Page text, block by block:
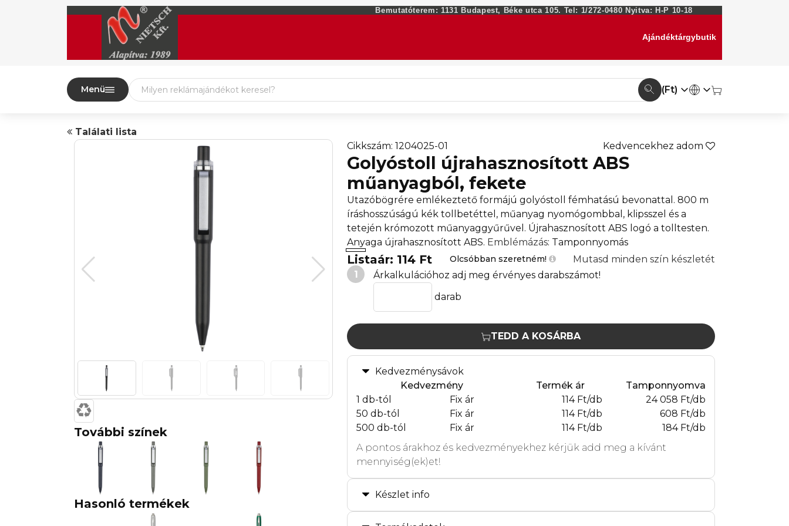
Bemutatóterem: 1131 Budapest, Béke utca 105. Tel: 1/272-0480 Nyitva: H-P 10-18
Ajándéktárgybutik
Menü (Ft)
Találati lista
További színek
Hasonló termékek
Cikkszám: 1204025-01 Kedvencekhez adom
Golyóstoll újrahasznosított ABS
műanyagból, fekete
Utazóbögrére emlékeztető formájú golyóstoll fémhatású bevonattal. 800 m
íráshosszúságú kék tollbetéttel, műanyag nyomógombbal, klipsszel és a
tetején krómozott műanyaggyűrűvel. Újrahasznosított ABS logó a tolltesten.
Anyaga újrahasznosított ABS. Emblémázás: Tamponnyomás
Listaár: 114 Ft Olcsóbban szeretném!
Mutasd minden szín készletét
1
Árkalkulációhoz adj meg érvényes darabszámot!
darab
TEDD A KOSÁRBA
Kedvezménysávok
Kedvezmény
Termék ár
Tamponnyomva
1 db-tól
Fix ár 114 Ft/db
24 058 Ft/db
50 db-tól
Fix ár 114 Ft/db
608 Ft/db
500 db-tól
Fix ár 114 Ft/db
184 Ft/db
A pontos árakhoz és kedvezményekhez kérjük add meg a kívánt
mennyiség(ek)et!
Készlet info